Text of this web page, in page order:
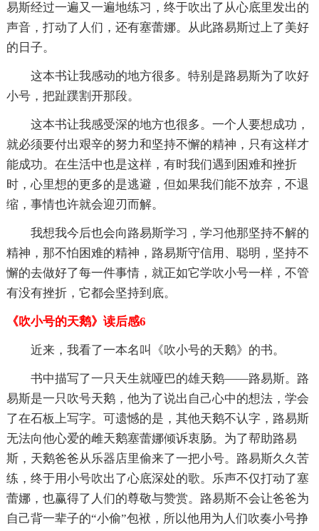
易斯经过一遍又一遍地练习，终于吹出了从心底里发出的
声音，打动了人们，还有塞蕾娜。从此路易斯过上了美好
的日子。
这本书让我感动的地方很多。特别是路易斯为了吹好
小号，把趾蹼割开那段。
这本书让我感受深的地方也很多。一个人要想成功，
就必须要付出艰辛的努力和坚持不懈的精神，只有这样才
能成功。在生活中也是这样，有时我们遇到困难和挫折
时，心里想的更多的是逃避，但如果我们能不放弃，不退
缩，事情也许就会迎刃而解。
我想我今后也会向路易斯学习，学习他那坚持不解的
精神，那不怕困难的精神，路易斯守信用、聪明，坚持不
懈的去做好了每一件事情，就正如它学吹小号一样，不管
有没有挫折，它都会坚持到底。
《吹小号的天鹅》读后感6
近来，我看了一本名叫《吹小号的天鹅》的书。
书中描写了一只天生就哑巴的雄天鹅——路易斯。路
易斯是一只吹号天鹅，他为了说出自己心中的想法，学会
了在石板上写字。可遗憾的是，其他天鹅不认字，路易斯
无法向他心爱的雌天鹅塞蕾娜倾诉衷肠。为了帮助路易
斯，天鹅爸爸从乐器店里偷来了一把小号。路易斯久久苦
练，终于用小号吹出了心底深处的歌。乐声不仅打动了塞
蕾娜，也赢得了人们的尊敬与赞赏。路易斯不会让爸爸为
自己背一辈子的“小偷”包袱，所以他用为人们吹奏小号挣